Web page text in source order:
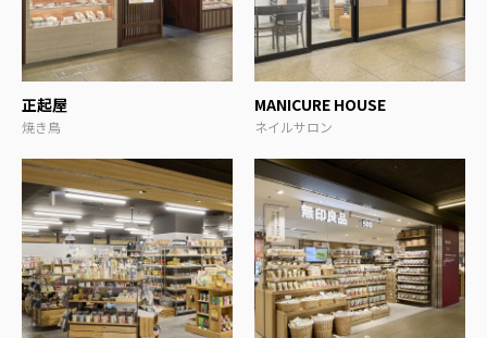
正起屋
焼き鳥
MANICURE HOUSE
ネイルサロン